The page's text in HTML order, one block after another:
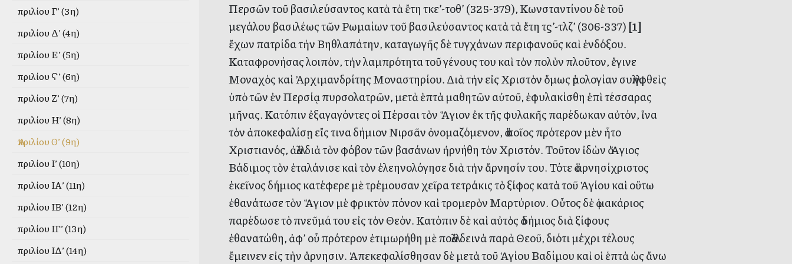
Ἀπριλίου Γ’ (3η)
Ἀπριλίου Δ’ (4η)
Ἀπριλίου Ε’ (5η)
Ἀπριλίου Ϛ’ (6η)
Ἀπριλίου Ζ’ (7η)
Ἀπριλίου Η’ (8η)
Ἀπριλίου Θ’ (9η)
Ἀπριλίου Ι’ (10η)
Ἀπριλίου ΙΑ’ (11η)
Ἀπριλίου ΙΒ’ (12η)
Ἀπριλίου ΙΓ’ (13η)
Ἀπριλίου ΙΔ’ (14η)
Περσῶν τοῦ βασιλεύσαντος κατὰ τὰ ἔτη τκε’-τοθ’ (325-379), Κωνσταντίνου δὲ τοῦ
μεγάλου βασιλέως τῶν Ρωμαίων τοῦ βασιλεύσαντος κατὰ τὰ ἔτη τϛ’-τλζ’ (306-337) [1]
ἔχων πατρίδα τὴν Βηθλαπάτην, καταγωγῆς δὲ τυγχάνων περιφανοῦς καὶ ἐνδόξου.
Καταφρονήσας λοιπὸν, τὴν λαμπρότητα τοῦ γένους του καὶ τὸν πολὺν πλοῦτον, ἔγινε
Μοναχὸς καὶ Ἀρχιμανδρίτης Μοναστηρίου. Διὰ τὴν εἰς Χριστὸν ὅμως ὁμολογίαν συλληφθεὶς
ὑπὸ τῶν ἐν Περσίᾳ πυρσολατρῶν, μετὰ ἑπτὰ μαθητῶν αὐτοῦ, ἐφυλακίσθη ἐπὶ τέσσαρας
μῆνας. Κατόπιν ἐξαγαγόντες οἱ Πέρσαι τὸν Ἅγιον ἐκ τῆς φυλακῆς παρέδωκαν αὐτόν, ἵνα
τὸν ἀποκεφαλίσῃ εἴς τινα δήμιον Νιρσᾶν ὀνομαζόμενον, ὁ ὁποῖος πρότερον μὲν ἦτο
Χριστιανός, ἀλλὰ διὰ τὸν φόβον τῶν βασάνων ἠρνήθη τὸν Χριστόν. Τοῦτον ἰδὼν ὁ Ἅγιος
Βάδιμος τὸν ἐταλάνισε καὶ τὸν ἐλεηνολόγησε διὰ τὴν ἄρνησίν του. Τότε ὁ ἀρνησίχριστος
ἐκεῖνος δήμιος κατέφερε μὲ τρέμουσαν χεῖρα τετράκις τὸ ξίφος κατὰ τοῦ Ἁγίου καὶ οὕτω
ἐθανάτωσε τὸν Ἅγιον μὲ φρικτὸν πόνον καὶ τρομερὸν Μαρτύριον. Οὗτος δὲ ὁ μακάριος
παρέδωσε τὸ πνεῦμά του εἰς τὸν Θεόν. Κατόπιν δὲ καὶ αὐτὸς ὁ δήμιος διὰ ξίφους
ἐθανατώθη, ἀφ’ οὗ πρότερον ἐτιμωρήθη μὲ πολλὰ δεινὰ παρὰ Θεοῦ, διότι μέχρι τέλους
ἔμεινεν εἰς τὴν ἄρνησιν. Ἀπεκεφαλίσθησαν δὲ μετὰ τοῦ Ἁγίου Βαδίμου καὶ οἱ ἑπτὰ ὡς ἄνω